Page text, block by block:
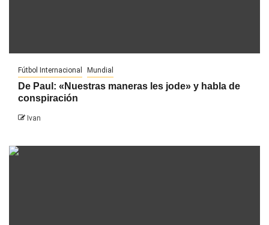
Fútbol Internacional Mundial
De Paul: «Nuestras maneras les jode» y habla de
conspiración
Ivan